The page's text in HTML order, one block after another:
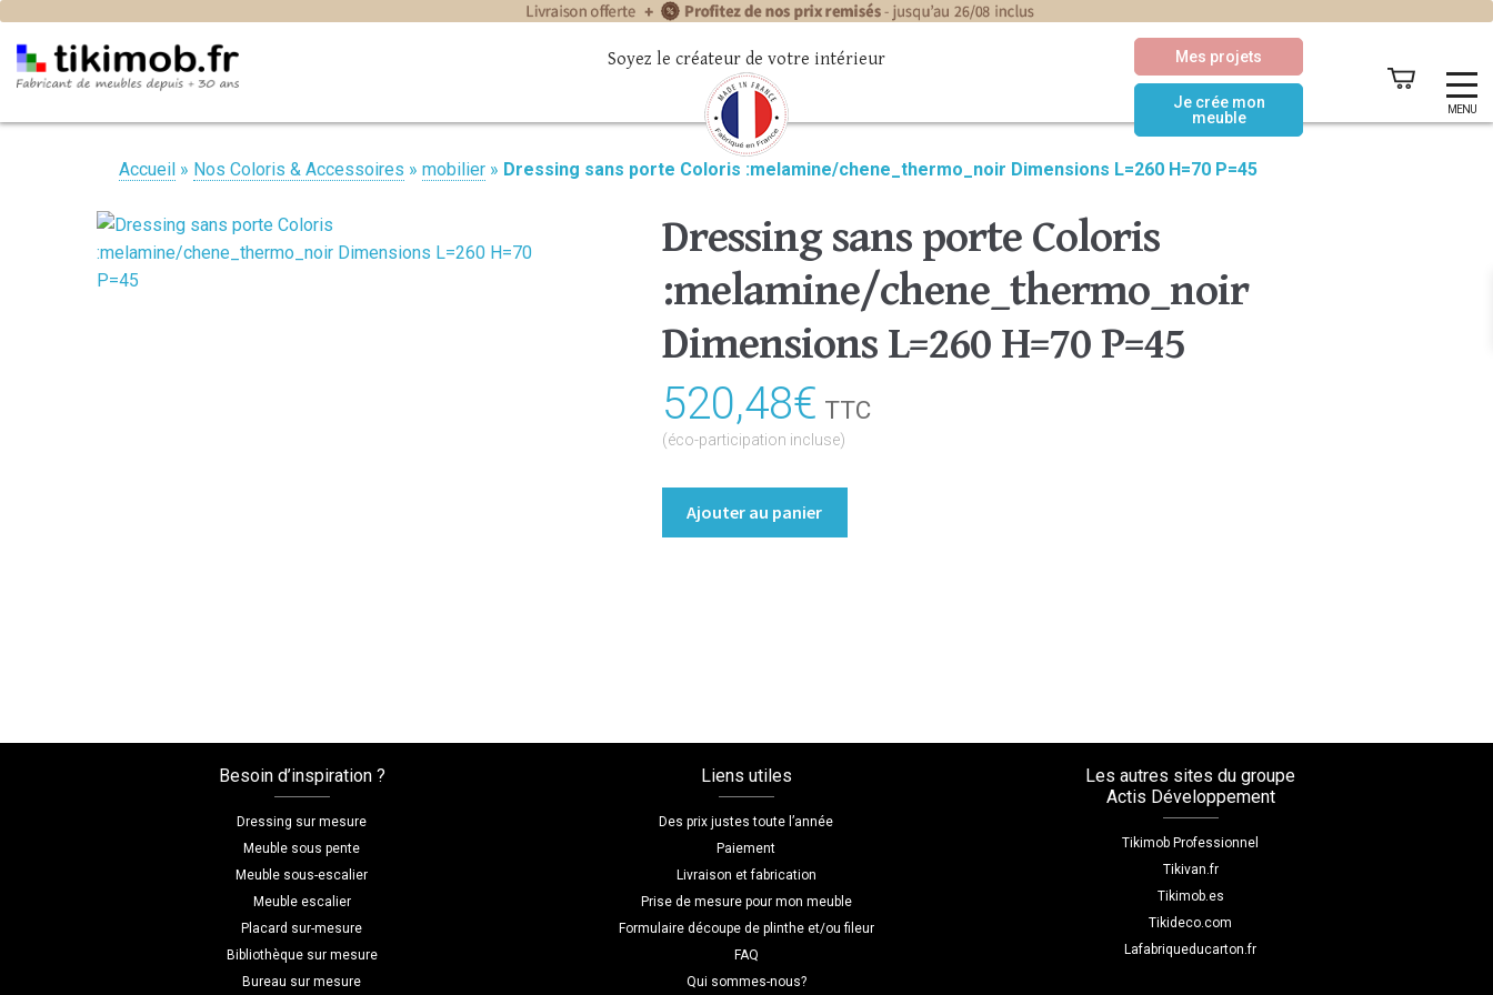
MENU
Mes projets
Je crée mon
meuble
Soyez le créateur de votre intérieur
Accueil » Nos Coloris & Accessoires » mobilier » Dressing sans porte Coloris :melamine/chene_thermo_noir Dimensions L=260 H=70 P=45
Dressing sans porte Coloris
:melamine/chene_thermo_noir
Dimensions L=260 H=70 P=45
520,48€ TTC
(éco-participation incluse)
H=70
P=45
Ajouter au panier
Besoin d’inspiration ?
Dressing sur mesure
Meuble sous pente
Meuble sous-escalier
Meuble escalier
Placard sur-mesure
Bibliothèque sur mesure
Bureau sur mesure
Liens utiles
Des prix justes toute l’année
Paiement
Livraison et fabrication
Prise de mesure pour mon meuble
Formulaire découpe de plinthe et/ou fileur
FAQ
Qui sommes-nous?
Les autres sites du groupe
Actis Développement
Tikimob Professionnel
Tikivan.fr
Tikimob.es
Tikideco.com
Lafabriqueducarton.fr